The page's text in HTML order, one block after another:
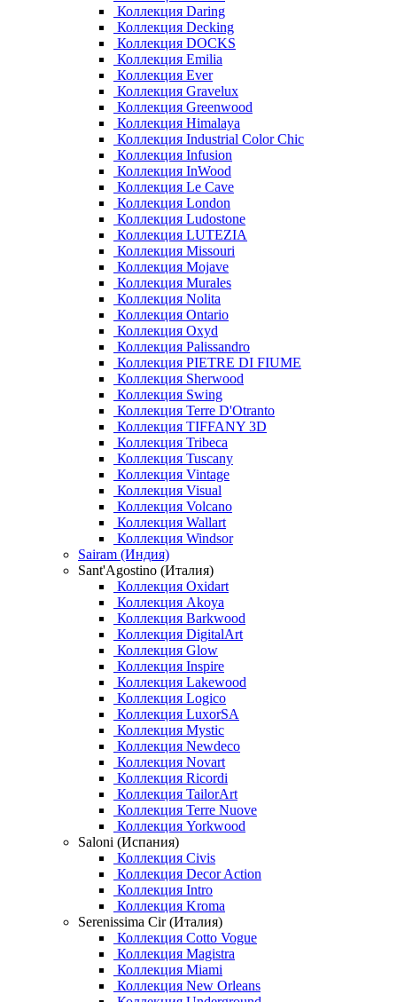
Коллекция Daring
Коллекция Decking
Коллекция DOCKS
Коллекция Emilia
Коллекция Ever
Коллекция Gravelux
Коллекция Greenwood
Коллекция Himalaya
Коллекция Industrial Color Chic
Коллекция Infusion
Коллекция InWood
Коллекция Le Cave
Коллекция London
Коллекция Ludostone
Коллекция LUTEZIA
Коллекция Missouri
Коллекция Mojave
Коллекция Murales
Коллекция Nolita
Коллекция Ontario
Коллекция Oxyd
Коллекция Palissandro
Коллекция PIETRE DI FIUME
Коллекция Sherwood
Коллекция Swing
Коллекция Terre D'Otranto
Коллекция TIFFANY 3D
Коллекция Tribeca
Коллекция Tuscany
Коллекция Vintage
Коллекция Visual
Коллекция Volcano
Коллекция Wallart
Коллекция Windsor
Sairam (Индия)
Sant'Agostino (Италия)
Коллекция Oxidart
Коллекция Akoya
Коллекция Barkwood
Коллекция DigitalArt
Коллекция Glow
Коллекция Inspire
Коллекция Lakewood
Коллекция Logico
Коллекция LuxorSA
Коллекция Mystic
Коллекция Newdeco
Коллекция Novart
Коллекция Ricordi
Коллекция TailorArt
Коллекция Terre Nuove
Коллекция Yorkwood
Saloni (Испания)
Коллекция Civis
Коллекция Decor Action
Коллекция Intro
Коллекция Kroma
Serenissima Cir (Италия)
Коллекция Cotto Vogue
Коллекция Magistra
Коллекция Miami
Коллекция New Orleans